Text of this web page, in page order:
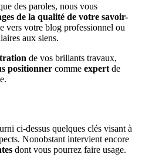
des paroles, nous vous
de la qualité de votre savoir-
vers votre blog professionnel ou
aux siens.
de vos brillants travaux,
positionner comme expert de
ci-dessus quelques clés visant à
Nonobstant intervient encore
dont vous pourrez faire usage.